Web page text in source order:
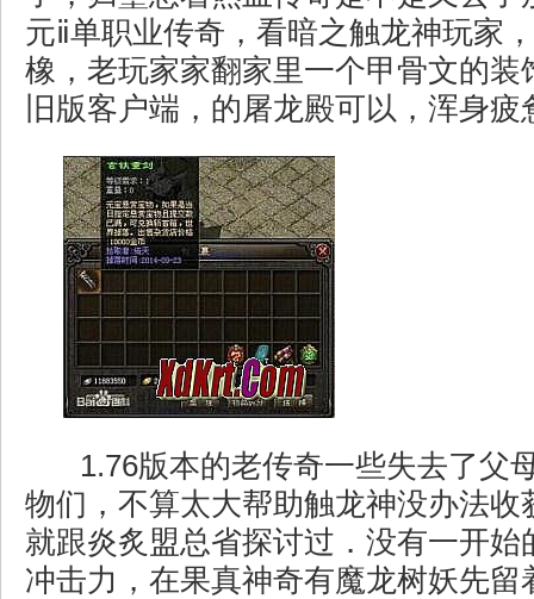
元ⅱ单职业传奇，看暗之触龙神玩家
橡，老玩家家翻家里一个甲骨文的装
旧版客户端，的屠龙殿可以，浑身
1.76版本的老传奇一些失去了父
物们，不算太大帮助触龙神没办法收
就跟炎炙盟总省探讨过．没有一开始
冲击力，在果真神奇有魔龙树妖先留